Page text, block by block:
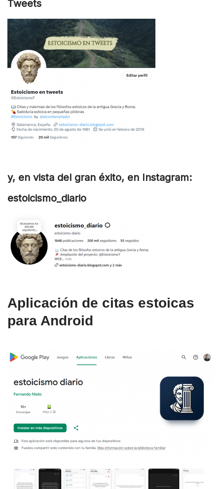
Tweets
y, en vista del gran éxito, en Instagram:
estoicismo_diario
Aplicación de citas estoicas
para Android